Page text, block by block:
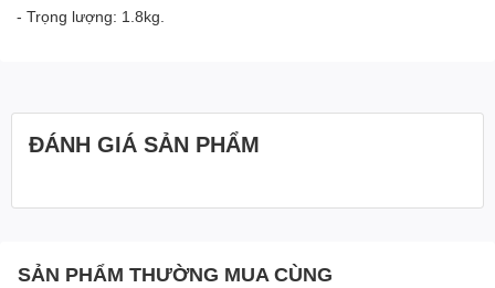
- Trọng lượng: 1.8kg.
ĐÁNH GIÁ SẢN PHẨM
SẢN PHẨM THƯỜNG MUA CÙNG